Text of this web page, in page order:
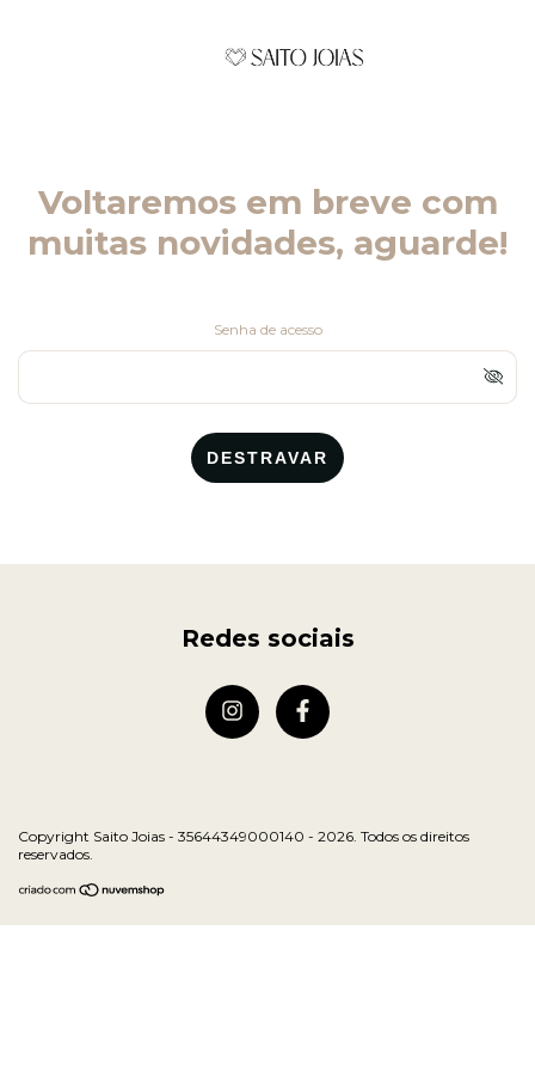
Voltaremos em breve com
muitas novidades, aguarde!
Senha de acesso
DESTRAVAR
Redes sociais
Copyright Saito Joias - 35644349000140 - 2026. Todos os direitos
reservados.